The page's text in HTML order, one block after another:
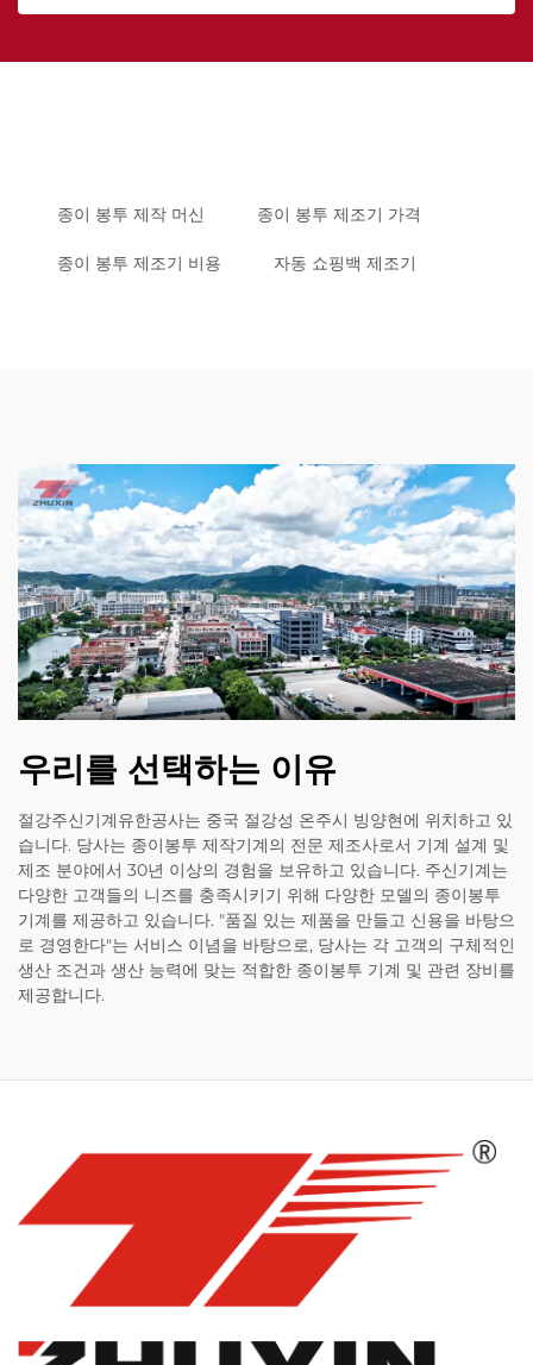
종이 봉투 제작 머신 종이 봉투 제조기 가격
종이 봉투 제조기 비용 자동 쇼핑백 제조기
우리를 선택하는 이유
절강주신기계유한공사는 중국 절강성 온주시 빙양현에 위치하고 있
습니다. 당사는 종이봉투 제작기계의 전문 제조사로서 기계 설계 및
제조 분야에서 30년 이상의 경험을 보유하고 있습니다. 주신기계는
다양한 고객들의 니즈를 충족시키기 위해 다양한 모델의 종이봉투
기계를 제공하고 있습니다. "품질 있는 제품을 만들고 신용을 바탕으
로 경영한다"는 서비스 이념을 바탕으로, 당사는 각 고객의 구체적인
생산 조건과 생산 능력에 맞는 적합한 종이봉투 기계 및 관련 장비를
제공합니다.